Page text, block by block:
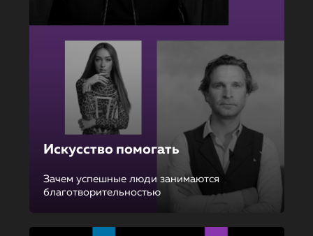
Искусство помогать
Зачем успешные люди занимаются
благотворительностью